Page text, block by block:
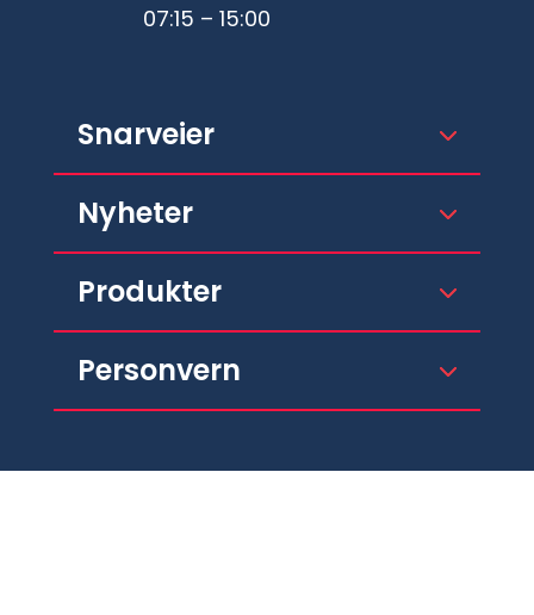
07:15 – 15:00
Snarveier
Nyheter
Produkter
Personvern